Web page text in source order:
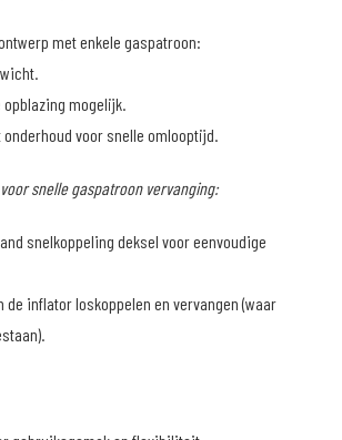
met enkele gaspatroon:
opblazing mogelijk.
onderhoud voor snelle omlooptijd.
snelle gaspatroon vervanging:
snelkoppeling deksel voor eenvoudige
de inflator loskoppelen en vervangen (waar